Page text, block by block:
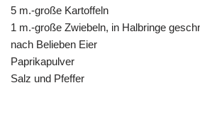
5 m.-große Kartoffeln
1 m.-große Zwiebeln, in Halbringe
nach Belieben Eier
Paprikapulver
Salz und Pfeffer